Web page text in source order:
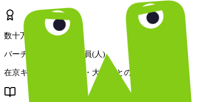
数十万
バーチャルイベント動員(人)
在京キー局・大手鉄道・大学等との連携